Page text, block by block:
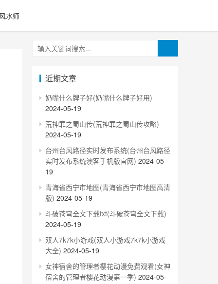
风水师
近期文章
奶嘴什么牌子好(奶嘴什么牌子好用)
2024-05-19
荒神罪之蜀山传(荒神罪之蜀山传攻略)
2024-05-19
台州台风路径实时发布系统(台州台风路径
实时发布系统澳客手机版官网) 2024-05-
19
青海省西宁市地图(青海省西宁市地图高清
版) 2024-05-19
斗破苍穹全文下载txt(斗破苍穹全文下载)
2024-05-19
双人7k7k小游戏(双人小游戏7k7k小游戏
大全) 2024-05-19
女神宿舍的管理者樱花动漫免费观看(女神
宿舍的管理者樱花动漫第一季) 2024-05-